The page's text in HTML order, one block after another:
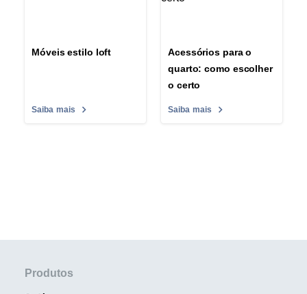
Móveis estilo loft
Saiba mais
Acessórios para o
quarto: como escolher
o certo
Saiba mais
Produtos